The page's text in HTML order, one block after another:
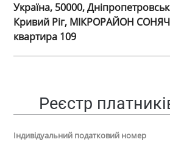
Україна, 50000,
Кривий Ріг, МІКРОРАЙОН
квартира 109
Реєстр
Індивідуальний податковий номер